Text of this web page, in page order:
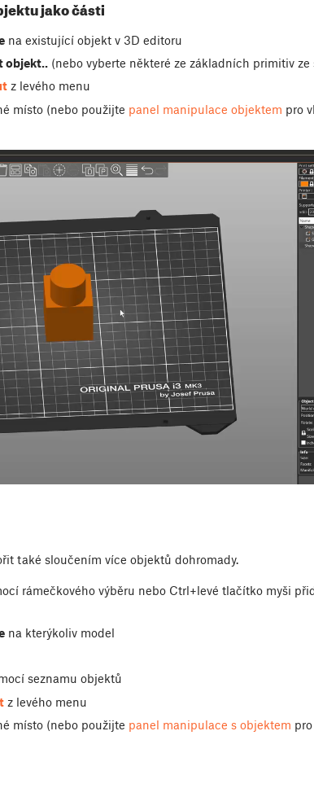
jako části
na existující objekt v 3D editoru
objekt..(nebo vyberte některé ze základních primitiv ze
z levého menu
místo (nebo použijte panel manipulace objektem pro
také sloučením více objektů dohromady.
rámečkového výběru nebo Ctrl+levé tlačítko myši
na kterýkoliv model
seznamu objektů
z levého menu
místo (nebo použijte panel manipulace s objektem